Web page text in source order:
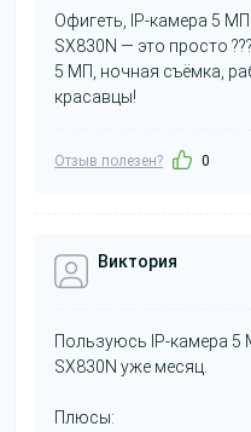
Офигеть, IP-камера 5 МП
SX830N — это просто
5 МП, ночная съёмка,
красавцы!
Отзыв полезен? 0
Виктория
Пользуюсь IP-камера 5
SX830N уже месяц.
Плюсы: